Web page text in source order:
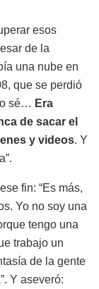
esos
de la
una nube en
que se perdió
sé… Era
de sacar el
y videos. Y
fin: “Es más,
Yo no soy una
tengo una
trabajo un
de la gente
Y aseveró: